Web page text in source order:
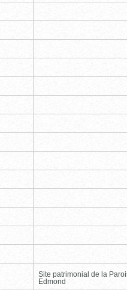
Site patrimonial de la
Edmond